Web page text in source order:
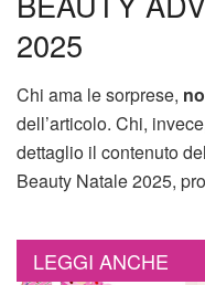
2025
Chi ama le sorprese,
dell’articolo. Chi,
dettaglio il contenuto
Beauty Natale 2025,
LEGGI ANCHE